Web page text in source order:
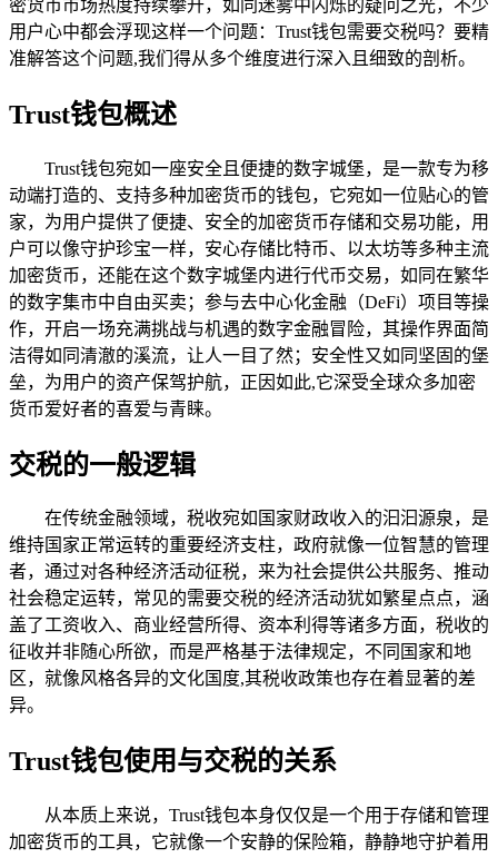
密货币市场热度持续攀升，如同迷雾中闪烁的疑问之光，不少
用户心中都会浮现这样一个问题：Trust钱包需要交税吗？要精
准解答这个问题,我们得从多个维度进行深入且细致的剖析。
Trust钱包概述
Trust钱包宛如一座安全且便捷的数字城堡，是一款专为移
动端打造的、支持多种加密货币的钱包，它宛如一位贴心的管
家，为用户提供了便捷、安全的加密货币存储和交易功能，用
户可以像守护珍宝一样，安心存储比特币、以太坊等多种主流
加密货币，还能在这个数字城堡内进行代币交易，如同在繁华
的数字集市中自由买卖；参与去中心化金融（DeFi）项目等操
作，开启一场充满挑战与机遇的数字金融冒险，其操作界面简
洁得如同清澈的溪流，让人一目了然；安全性又如同坚固的堡
垒，为用户的资产保驾护航，正因如此,它深受全球众多加密
货币爱好者的喜爱与青睐。
交税的一般逻辑
在传统金融领域，税收宛如国家财政收入的汩汩源泉，是
维持国家正常运转的重要经济支柱，政府就像一位智慧的管理
者，通过对各种经济活动征税，来为社会提供公共服务、推动
社会稳定运转，常见的需要交税的经济活动犹如繁星点点，涵
盖了工资收入、商业经营所得、资本利得等诸多方面，税收的
征收并非随心所欲，而是严格基于法律规定，不同国家和地
区，就像风格各异的文化国度,其税收政策也存在着显著的差
异。
Trust钱包使用与交税的关系
从本质上来说，Trust钱包本身仅仅是一个用于存储和管理
加密货币的工具，它就像一个安静的保险箱，静静地守护着用